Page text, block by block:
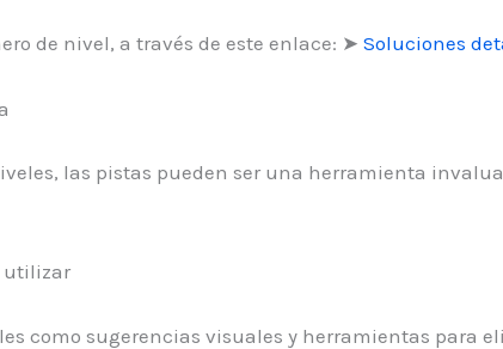
de nivel, a través de este enlace: ➤ Soluciones
las pistas pueden ser una herramienta
utilizar
como sugerencias visuales y herramientas para